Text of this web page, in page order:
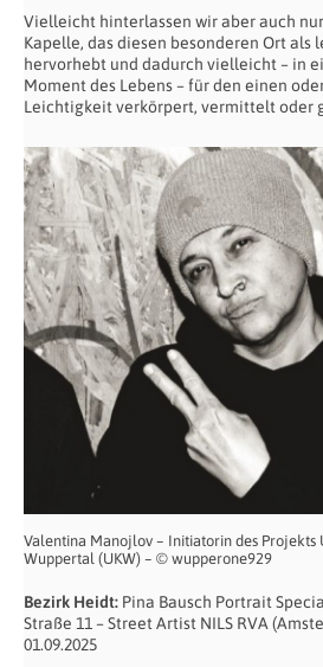
Vielleicht hinterlassen wir aber auch
Kapelle, das diesen besonderen Ort als
hervorhebt und dadurch vielleicht – in
Moment des Lebens – für den einen
Leichtigkeit verkörpert, vermittelt oder
Valentina Manojlov – Initiatorin des Projekts
Wuppertal (UKW) – © wupperone929
Bezirk Heidt: Pina Bausch Portrait
Straße 11 – Street Artist NILS RVA
01.09.2025